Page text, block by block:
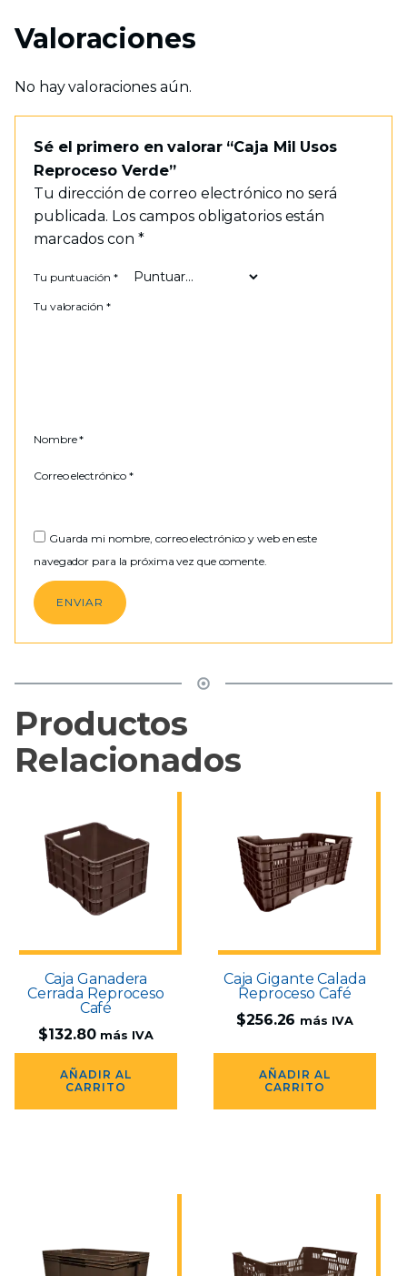
Valoraciones
No hay valoraciones aún.
Sé el primero en valorar “Caja Mil Usos
Reproceso Verde”
Tu dirección de correo electrónico no será
publicada. Los campos obligatorios están
marcados con *
Tu puntuación *
Tu valoración *
Nombre*
Correo electrónico*
Guarda mi nombre, correo electrónico y web en este
navegador para la próxima vez que comente.
Productos
Relacionados
Caja Ganadera
Cerrada Reproceso
Café
$132.80 más IVA
AÑADIR AL
CARRITO
Caja Gigante Calada
Reproceso Café
$256.26 más IVA
AÑADIR AL
CARRITO